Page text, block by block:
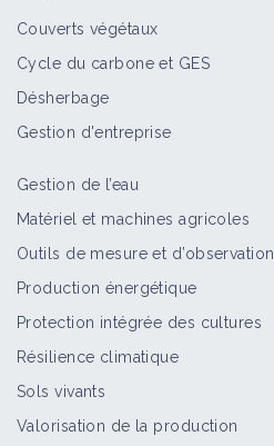
Couverts végétaux
Cycle du carbone et GES
Désherbage
Gestion d'entreprise
Gestion de l’eau
Matériel et machines agricoles
Outils de mesure et d’observation
Production énergétique
Protection intégrée des cultures
Résilience climatique
Sols vivants
Valorisation de la production